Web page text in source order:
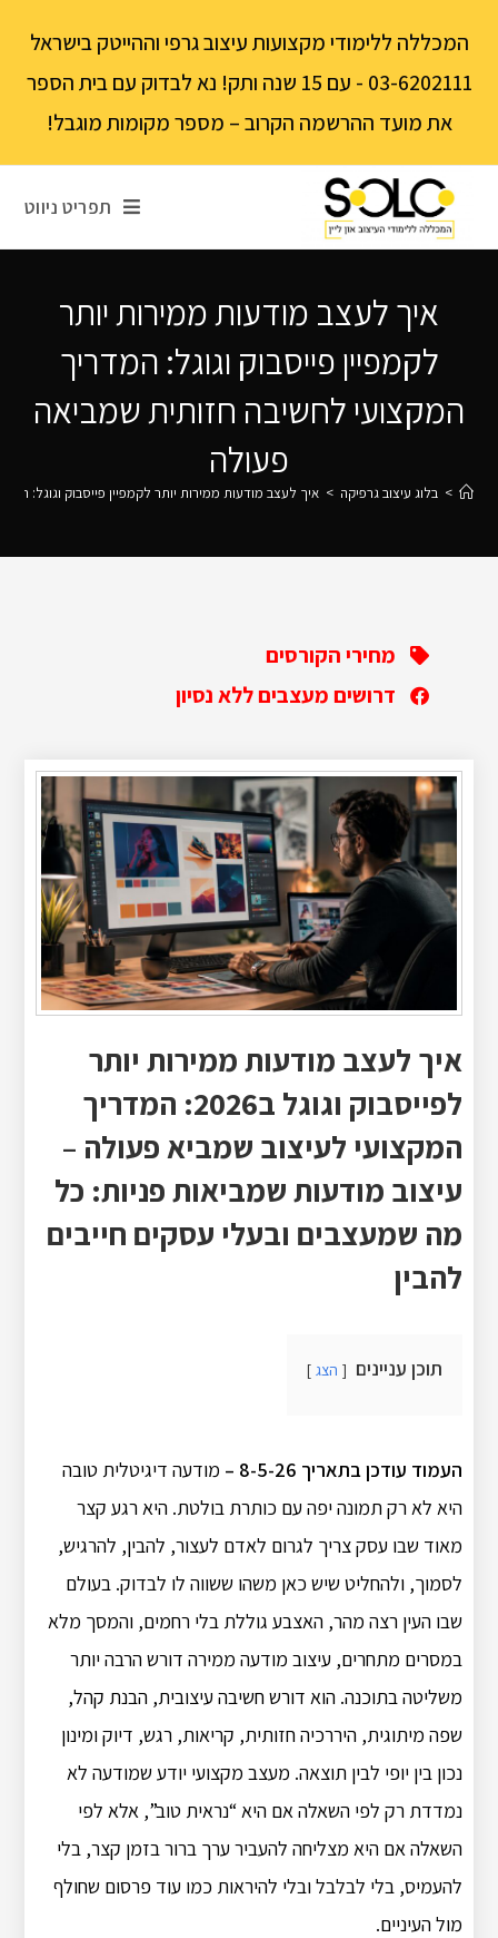
המכללה ללימודי מקצועות עיצוב גרפי וההייטק בישראל
03-6202111 - עם 15 שנה ותק! נא לבדוק עם בית הספר
את מועד ההרשמה הקרוב – מספר מקומות מוגבל!
תפריט ניווט
איך לעצב מודעות ממירות יותר
לקמפיין פייסבוק וגוגל: המדריך
המקצועי לחשיבה חזותית שמביאה
פעולה
> בלוג עיצוב גרפיקה > איך לעצב מודעות ממירות יותר לקמפיין פייסבוק וגוגל:
מחירי הקורסים
דרושים מעצבים ללא נסיון
איך לעצב מודעות ממירות יותר
לפייסבוק וגוגל ב2026: המדריך
המקצועי לעיצוב שמביא פעולה –
עיצוב מודעות שמביאות פניות: כל
מה שמעצבים ובעלי עסקים חייבים
להבין
תוכן עניינים הצג
העמוד עודכן בתאריך 8-5-26 –
מודעה דיגיטלית טובה
היא לא רק תמונה יפה עם כותרת בולטת. היא רגע קצר
מאוד שבו עסק צריך לגרום לאדם לעצור, להבין, להרגיש,
לסמוך, ולהחליט שיש כאן משהו ששווה לו לבדוק. בעולם
שבו העין רצה מהר, האצבע גוללת בלי רחמים, והמסך מלא
במסרים מתחרים, עיצוב מודעה ממירה דורש הרבה יותר
משליטה בתוכנה. הוא דורש חשיבה עיצובית, הבנת קהל,
שפה מיתוגית, היררכיה חזותית, קריאות, רגש, דיוק ומינון
נכון בין יופי לבין תוצאה. מעצב מקצועי יודע שמודעה לא
נמדדת רק לפי השאלה אם היא “נראית טוב”, אלא לפי
השאלה אם היא מצליחה להעביר ערך ברור בזמן קצר, בלי
להעמיס, בלי לבלבל ובלי להיראות כמו עוד פרסום שחולף
מול העיניים.